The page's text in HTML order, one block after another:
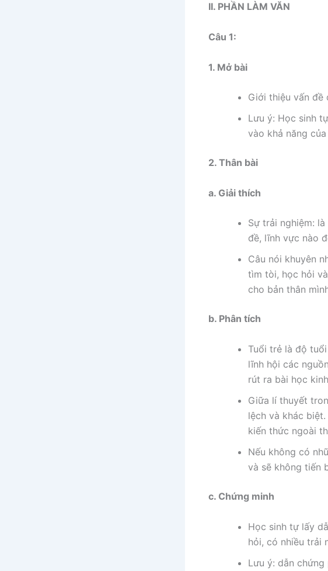
II. PHẦN LÀM VĂN
Câu 1:
1. Mở bài
Giới thiệu vấn đề
Lưu ý: Học sinh
vào khả năng của
2. Thân bài
a. Giải thích
Sự trải nghiệm:
đề, lĩnh vực nào
Câu nói khuyên
tìm tòi, học hỏi
cho bản thân
b. Phân tích
Tuổi trẻ là độ
lĩnh hội các
rút ra bài học
Giữa lí thuyết
lệch và khác
kiến thức ngoài
Nếu không có
và sẽ không tiến
c. Chứng minh
Học sinh tự lấy
hỏi, có nhiều trải
Lưu ý: dẫn